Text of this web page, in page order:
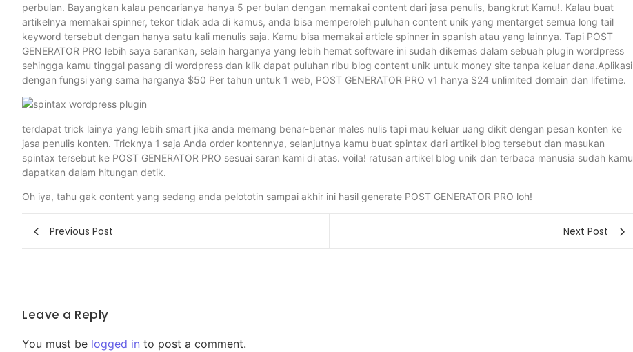
perbulan. Bayangkan kalau pencarianya hanya 5 per bulan dengan memakai content dari jasa penulis, bangkrut Kamu!. Kalau buat
artikelnya memakai spinner, tekor tidak ada di kamus, anda bisa memperoleh puluhan content unik yang mentarget semua long tail
keyword tersebut dengan hanya satu kali menulis saja. Kamu bisa memakai article spinner in spanish atau yang lainnya. Tapi POST
GENERATOR PRO lebih saya sarankan, selain harganya yang lebih hemat software ini sudah dikemas dalam sebuah plugin wordpress
sehingga kamu tinggal pasang di wordpress dan klik dapat puluhan ribu blog content unik untuk money site tanpa keluar dana.Aplikasi
dengan fungsi yang sama harganya $50 Per tahun untuk 1 web, POST GENERATOR PRO v1 hanya $24 unlimited domain dan lifetime.
terdapat trick lainya yang lebih smart jika anda memang benar-benar males nulis tapi mau keluar uang dikit dengan pesan konten ke
jasa penulis konten. Tricknya 1 saja Anda order kontennya, selanjutnya kamu buat spintax dari artikel blog tersebut dan masukan
spintax tersebut ke POST GENERATOR PRO sesuai saran kami di atas. voila! ratusan artikel blog unik dan terbaca manusia sudah kamu
dapatkan dalam hitungan detik.
Oh iya, tahu gak content yang sedang anda pelototin sampai akhir ini hasil generate POST GENERATOR PRO loh!
Previous Post Next Post
Leave a Reply
You must be logged in to post a comment.